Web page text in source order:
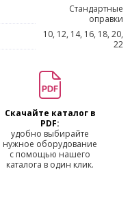
Стандартные
оправки
10, 12, 14, 16, 18, 20,
22
Скачайте каталог в
PDF:
удобно выбирайте
нужное оборудование
с помощью нашего
каталога в один клик.